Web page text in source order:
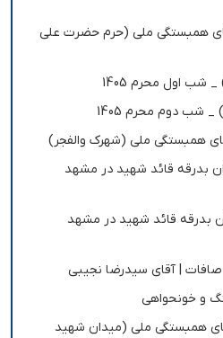
همبستگی ملی (حرم حضرت علی
همبستگی ملی (شهرک والفجر)
بدرقه قائد شهید در مشهد
بدرقه قائد شهید در مشهد
| آقای سیدرضا نجیبی
و خونحواهی
همبستگی ملی (میدان شهید